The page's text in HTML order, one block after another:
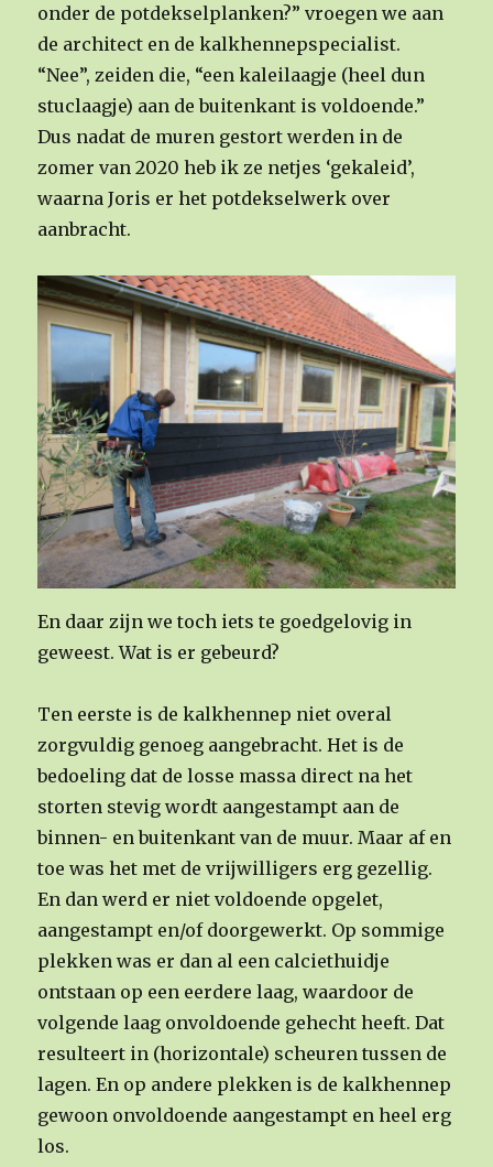
onder de potdekselplanken?” vroegen we aan
de architect en de kalkhennepspecialist.
“Nee”, zeiden die, “een kaleilaagje (heel dun
stuclaagje) aan de buitenkant is voldoende.”
Dus nadat de muren gestort werden in de
zomer van 2020 heb ik ze netjes ‘gekaleid’,
waarna Joris er het potdekselwerk over
aanbracht.
En daar zijn we toch iets te goedgelovig in
geweest. Wat is er gebeurd?
Ten eerste is de kalkhennep niet overal
zorgvuldig genoeg aangebracht. Het is de
bedoeling dat de losse massa direct na het
storten stevig wordt aangestampt aan de
binnen- en buitenkant van de muur. Maar af en
toe was het met de vrijwilligers erg gezellig.
En dan werd er niet voldoende opgelet,
aangestampt en/of doorgewerkt. Op sommige
plekken was er dan al een calciethuidje
ontstaan op een eerdere laag, waardoor de
volgende laag onvoldoende gehecht heeft. Dat
resulteert in (horizontale) scheuren tussen de
lagen. En op andere plekken is de kalkhennep
gewoon onvoldoende aangestampt en heel erg
los.